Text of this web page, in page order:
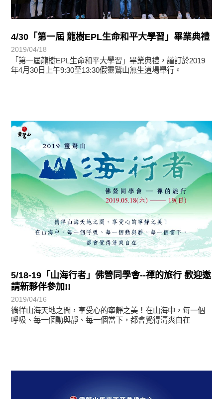
4/30「第一屆 龍樹EPL生命和平大學習」畢業典禮
2019/04/18
「第一屆龍樹EPL生命和平大學習」畢業典禮，謹訂於2019
年4月30日上午9:30至13:30假靈鷲山無生道場舉行。
5/18-19「山海行者」佛營同學會--禪的旅行 歡迎邀
請新夥伴參加!!
2019/04/16
徜徉山海天地之間，享受心的寧靜之美！在山海中，每一個
呼吸、每一個動與靜、每一個當下，都會覺得清爽自在
最新消息